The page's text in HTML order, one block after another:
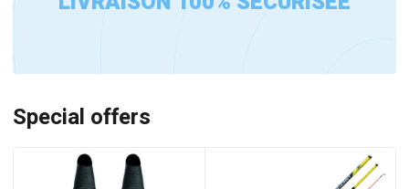
Special offers